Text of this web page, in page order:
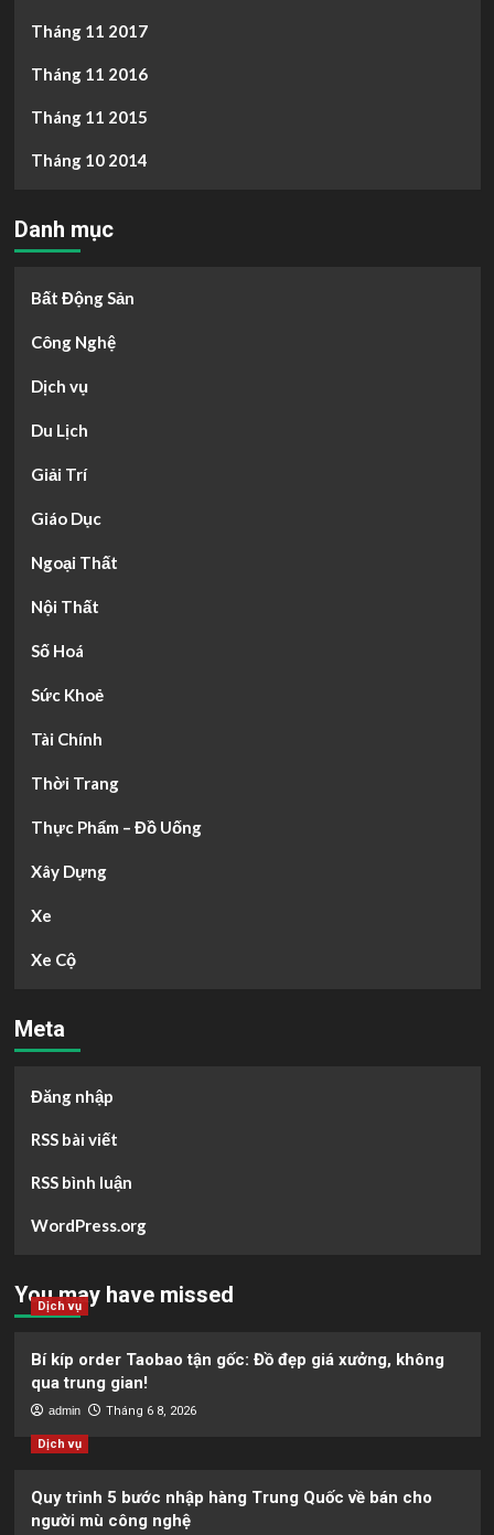
Tháng 11 2017
Tháng 11 2016
Tháng 11 2015
Tháng 10 2014
Danh mục
Bất Động Sản
Công Nghệ
Dịch vụ
Du Lịch
Giải Trí
Giáo Dục
Ngoại Thất
Nội Thất
Số Hoá
Sức Khoẻ
Tài Chính
Thời Trang
Thực Phẩm – Đồ Uống
Xây Dựng
Xe
Xe Cộ
Meta
Đăng nhập
RSS bài viết
RSS bình luận
WordPress.org
You may have missed
Dịch vụ
Bí kíp order Taobao tận gốc: Đồ đẹp giá xưởng, không
qua trung gian!
admin Tháng 6 8, 2026
Dịch vụ
Quy trình 5 bước nhập hàng Trung Quốc về bán cho
người mù công nghệ